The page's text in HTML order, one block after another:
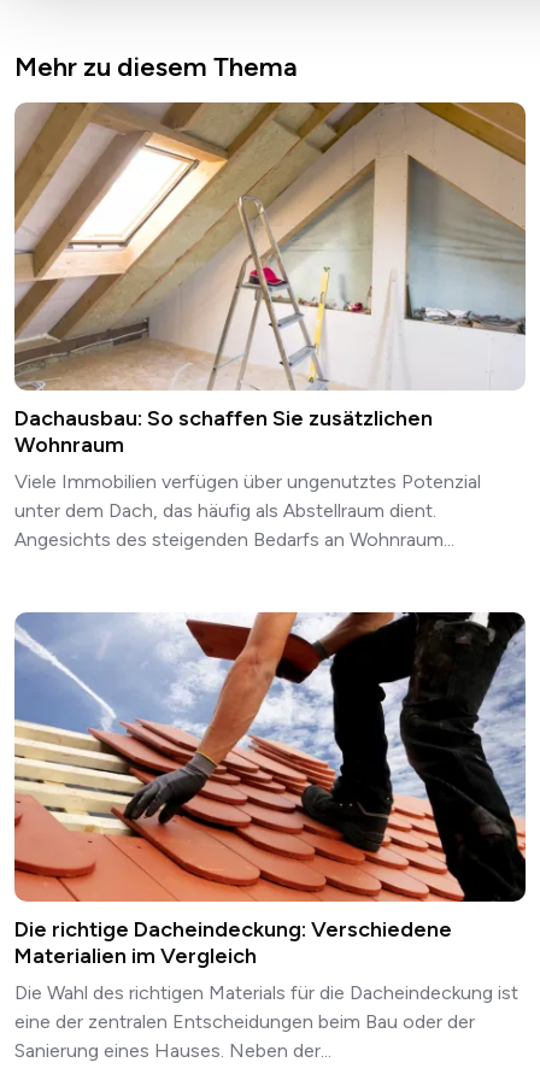
Mehr zu diesem Thema
Dachausbau: So schaffen Sie zusätzlichen
Wohnraum
Viele Immobilien verfügen über ungenutztes Potenzial
unter dem Dach, das häufig als Abstellraum dient.
Angesichts des steigenden Bedarfs an Wohnraum...
Die richtige Dacheindeckung: Verschiedene
Materialien im Vergleich
Die Wahl des richtigen Materials für die Dacheindeckung ist
eine der zentralen Entscheidungen beim Bau oder der
Sanierung eines Hauses. Neben der...